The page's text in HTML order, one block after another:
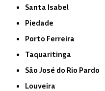
Santa Isabel
Piedade
Porto Ferreira
Taquaritinga
São José do Rio Pardo
Louveira